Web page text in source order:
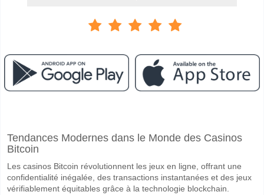
Le match entre Celtic v Rangers 10 May 2026 12:00.
Celtic pour le Gagnant du match, avec une probabilité de 52%
Tendances Modernes dans le Monde des Casinos
Bitcoin
Les casinos Bitcoin révolutionnent les jeux en ligne, offrant une
confidentialité inégalée, des transactions instantanées et des jeux
vérifiablement équitables grâce à la technologie blockchain.